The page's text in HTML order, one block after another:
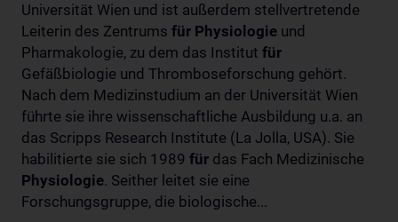
Universität Wien und ist außerdem stellvertretende
Leiterin des Zentrums für Physiologie und
Pharmakologie, zu dem das Institut für
Gefäßbiologie und Thromboseforschung gehört.
Nach dem Medizinstudium an der Universität Wien
führte sie ihre wissenschaftliche Ausbildung u.a. an
das Scripps Research Institute (La Jolla, USA). Sie
habilitierte sie sich 1989 für das Fach Medizinische
Physiologie. Seither leitet sie eine
Forschungsgruppe, die biologische...